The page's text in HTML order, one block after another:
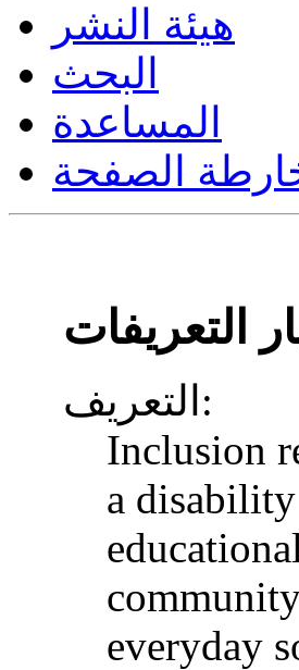
هيئة النشر
البحث
المساعدة
الصفحة
التعريفات
التعريف:
Inclusion
a
everyday